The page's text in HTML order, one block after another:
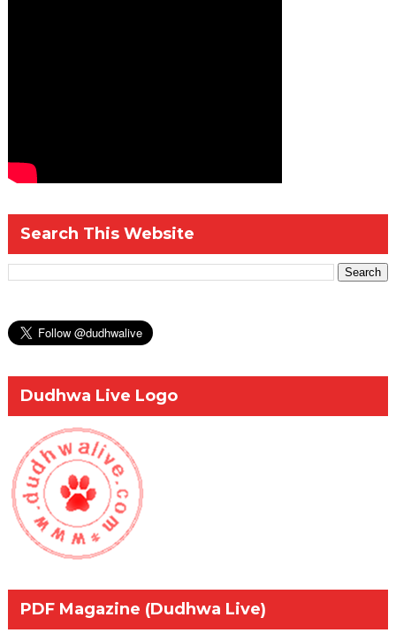
Search This Website
Dudhwa Live Logo
PDF Magazine (Dudhwa Live)